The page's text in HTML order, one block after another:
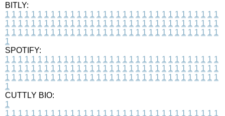
BITLY:
1 1 1 1 1 1 1 1 1 1 1 1 1 1 1 1 1 1 1 1 1 1 1 1 1 1 1 1 1 1 1 1 1
1 1 1 1 1 1 1 1 1 1 1 1 1 1 1 1 1 1 1 1 1 1 1 1 1 1 1 1 1 1 1 1 1
1 1 1 1 1 1 1 1 1 1 1 1 1 1 1 1 1 1 1 1 1 1 1 1 1 1 1 1 1 1 1 1 1
1
SPOTIFY:
1 1 1 1 1 1 1 1 1 1 1 1 1 1 1 1 1 1 1 1 1 1 1 1 1 1 1 1 1 1 1 1 1
1 1 1 1 1 1 1 1 1 1 1 1 1 1 1 1 1 1 1 1 1 1 1 1 1 1 1 1 1 1 1 1 1
1 1 1 1 1 1 1 1 1 1 1 1 1 1 1 1 1 1 1 1 1 1 1 1 1 1 1 1 1 1 1 1 1
1
CUTTLY BIO:
1
1 1 1 1 1 1 1 1 1 1 1 1 1 1 1 1 1 1 1 1 1 1 1 1 1 1 1 1 1 1 1 1 1